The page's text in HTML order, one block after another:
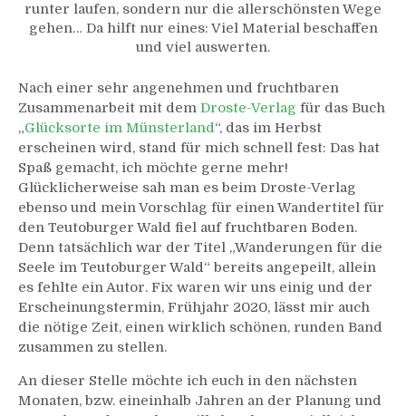
runter laufen, sondern nur die allerschönsten Wege
gehen… Da hilft nur eines: Viel Material beschaffen
und viel auswerten.
Nach einer sehr angenehmen und fruchtbaren
Zusammenarbeit mit dem Droste-Verlag für das Buch
„Glücksorte im Münsterland“, das im Herbst
erscheinen wird, stand für mich schnell fest: Das hat
Spaß gemacht, ich möchte gerne mehr!
Glücklicherweise sah man es beim Droste-Verlag
ebenso und mein Vorschlag für einen Wandertitel für
den Teutoburger Wald fiel auf fruchtbaren Boden.
Denn tatsächlich war der Titel „Wanderungen für die
Seele im Teutoburger Wald“ bereits angepeilt, allein
es fehlte ein Autor. Fix waren wir uns einig und der
Erscheinungstermin, Frühjahr 2020, lässt mir auch
die nötige Zeit, einen wirklich schönen, runden Band
zusammen zu stellen.
An dieser Stelle möchte ich euch in den nächsten
Monaten, bzw. eineinhalb Jahren an der Planung und